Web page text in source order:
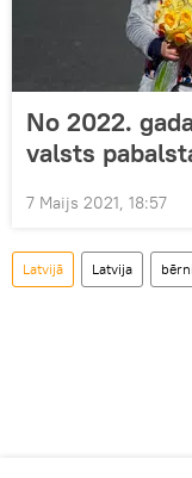
No 2022.
valsts
7 Maijs 2021, 18:57
Latvijā Latvija bērni